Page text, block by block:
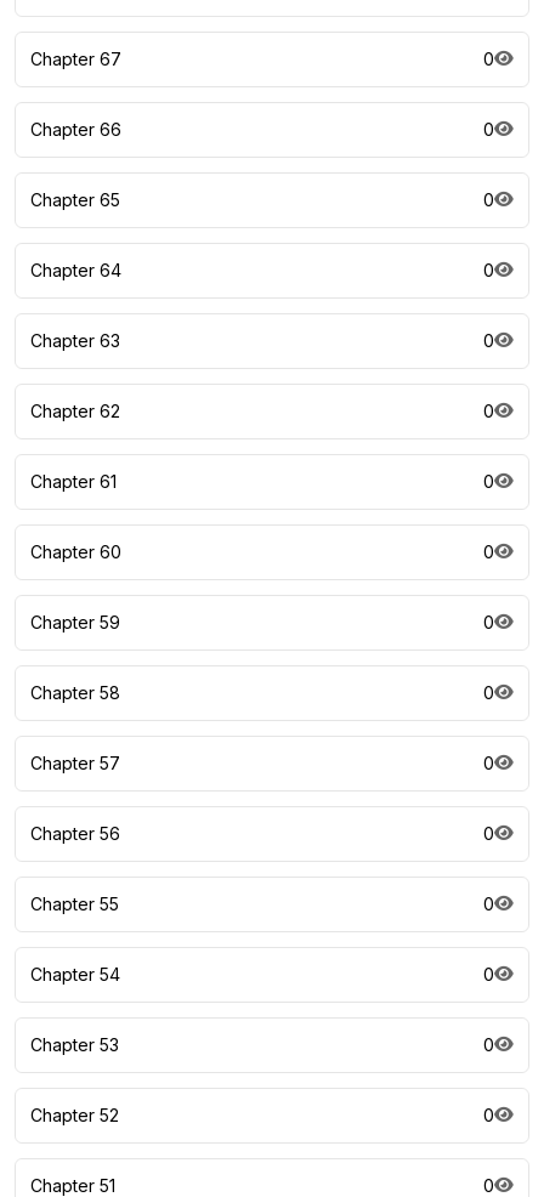
Chapter 67 0
Chapter 66 0
Chapter 65 0
Chapter 64 0
Chapter 63 0
Chapter 62 0
Chapter 61 0
Chapter 60 0
Chapter 59 0
Chapter 58 0
Chapter 57 0
Chapter 56 0
Chapter 55 0
Chapter 54 0
Chapter 53 0
Chapter 52 0
Chapter 51 0